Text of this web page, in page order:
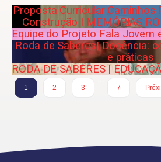
Proposta Curricular Caminhos
Construção I MEMÓRIAS
Equipe do Projeto Fala Jovem
Roda de Saberes| Docência:
e práticas
RODA DE SABERES |
1 2 3
7